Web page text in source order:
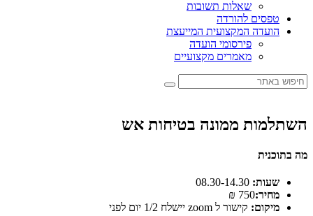
שאלות תשובות
טפסים להורדה
הועדה המקצועית המייעצת
פירסומי הועדה
מאמרים מקצועיים
השתלמות ממונה בטיחות אש
מה בתוכנית
שעות:
מחיר:750 ₪
מיקום: קישור ל zoom יישלח 1/2 יום לפני